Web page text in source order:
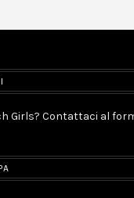
Girls? Contattaci al